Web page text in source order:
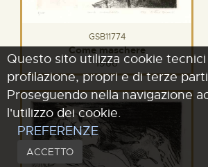
GSB11774
Come maschere
1966
Questo sito utilizza cookie tecnici
profilazione, propri e di terze
Proseguendo nella navigazione
l'utilizzo dei cookie.
PREFERENZE
ACCETTO